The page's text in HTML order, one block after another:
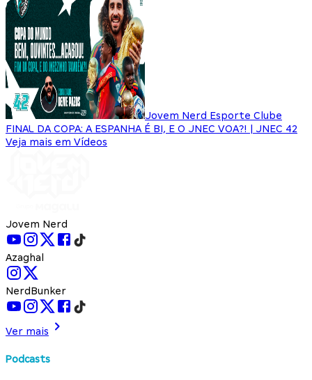
Jovem Nerd Esporte Clube
FINAL DA COPA: A ESPANHA É BI, E O JNEC VOA?! | JNEC 42
Veja mais em Vídeos
Jovem Nerd
Azaghal
NerdBunker
Ver mais
Podcasts